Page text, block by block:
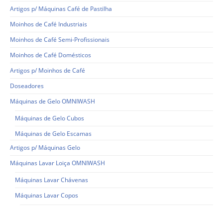
Artigos p/ Máquinas Café de Pastilha
Moinhos de Café Industriais
Moinhos de Café Semi-Profissionais
Moinhos de Café Domésticos
Artigos p/ Moinhos de Café
Doseadores
Máquinas de Gelo OMNIWASH
Máquinas de Gelo Cubos
Máquinas de Gelo Escamas
Artigos p/ Máquinas Gelo
Máquinas Lavar Loiça OMNIWASH
Máquinas Lavar Chávenas
Máquinas Lavar Copos